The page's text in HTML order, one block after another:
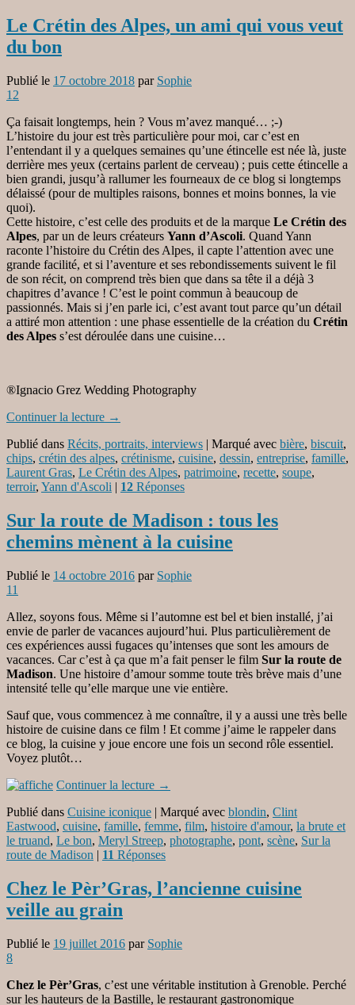
Le Crétin des Alpes, un ami qui vous veut
du bon
Publié le 17 octobre 2018 par Sophie
12
Ça faisait longtemps, hein ? Vous m’avez manqué… ;-)
L’histoire du jour est très particulière pour moi, car c’est en
l’entendant il y a quelques semaines qu’une étincelle est née là, juste
derrière mes yeux (certains parlent de cerveau) ; puis cette étincelle a
bien grandi, jusqu’à rallumer les fourneaux de ce blog si longtemps
délaissé (pour de multiples raisons, bonnes et moins bonnes, la vie
quoi).
Cette histoire, c’est celle des produits et de la marque Le Crétin des
Alpes, par un de leurs créateurs Yann d’Ascoli. Quand Yann
raconte l’histoire du Crétin des Alpes, il capte l’attention avec une
grande facilité, et si l’aventure et ses rebondissements suivent le fil
de son récit, on comprend très bien que dans sa tête il a déjà 3
chapitres d’avance ! C’est le point commun à beaucoup de
passionnés. Mais si j’en parle ici, c’est avant tout parce qu’un détail
a attiré mon attention : une phase essentielle de la création du Crétin
des Alpes s’est déroulée dans une cuisine…
®Ignacio Grez Wedding Photography
Continuer la lecture →
Publié dans Récits, portraits, interviews | Marqué avec bière, biscuit,
chips, crétin des alpes, crétinisme, cuisine, dessin, entreprise, famille,
Laurent Gras, Le Crétin des Alpes, patrimoine, recette, soupe,
terroir, Yann d'Ascoli | 12 Réponses
Sur la route de Madison : tous les
chemins mènent à la cuisine
Publié le 14 octobre 2016 par Sophie
11
Allez, soyons fous. Même si l’automne est bel et bien installé, j’ai
envie de parler de vacances aujourd’hui. Plus particulièrement de
ces expériences aussi fugaces qu’intenses que sont les amours de
vacances. Car c’est à ça que m’a fait penser le film Sur la route de
Madison. Une histoire d’amour somme toute très brève mais d’une
intensité telle qu’elle marque une vie entière.
Sauf que, vous commencez à me connaître, il y a aussi une très belle
histoire de cuisine dans ce film ! Et comme j’aime le rappeler dans
ce blog, la cuisine y joue encore une fois un second rôle essentiel.
Voyez plutôt…
Continuer la lecture →
Publié dans Cuisine iconique | Marqué avec blondin, Clint
Eastwood, cuisine, famille, femme, film, histoire d'amour, la brute et
le truand, Le bon, Meryl Streep, photographe, pont, scène, Sur la
route de Madison | 11 Réponses
Chez le Pèr’Gras, l’ancienne cuisine
veille au grain
Publié le 19 juillet 2016 par Sophie
8
Chez le Pèr’Gras, c’est une véritable institution à Grenoble. Perché
sur les hauteurs de la Bastille, le restaurant gastronomique